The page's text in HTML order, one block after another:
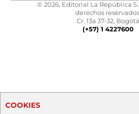
© 2026, Editorial La República
derechos
Cr. 13a 37-32, Bogotá
(+57) 1 4227600
COOKIES